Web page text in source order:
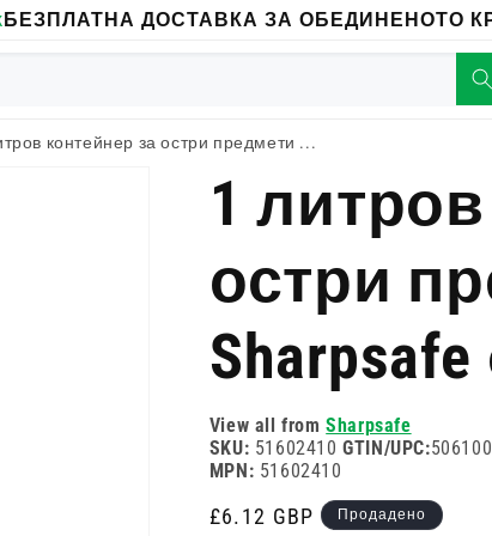
БЕЗПЛАТНА ДОСТАВКА ЗА ОБЕДИНЕНОТО
контейнер за остри предмети ...
1
остри
View all fromSharpsafe
SKU: 51602410GTIN/UPC:
MPN: 51602410
Редовна
£6.12 GBP Продадено